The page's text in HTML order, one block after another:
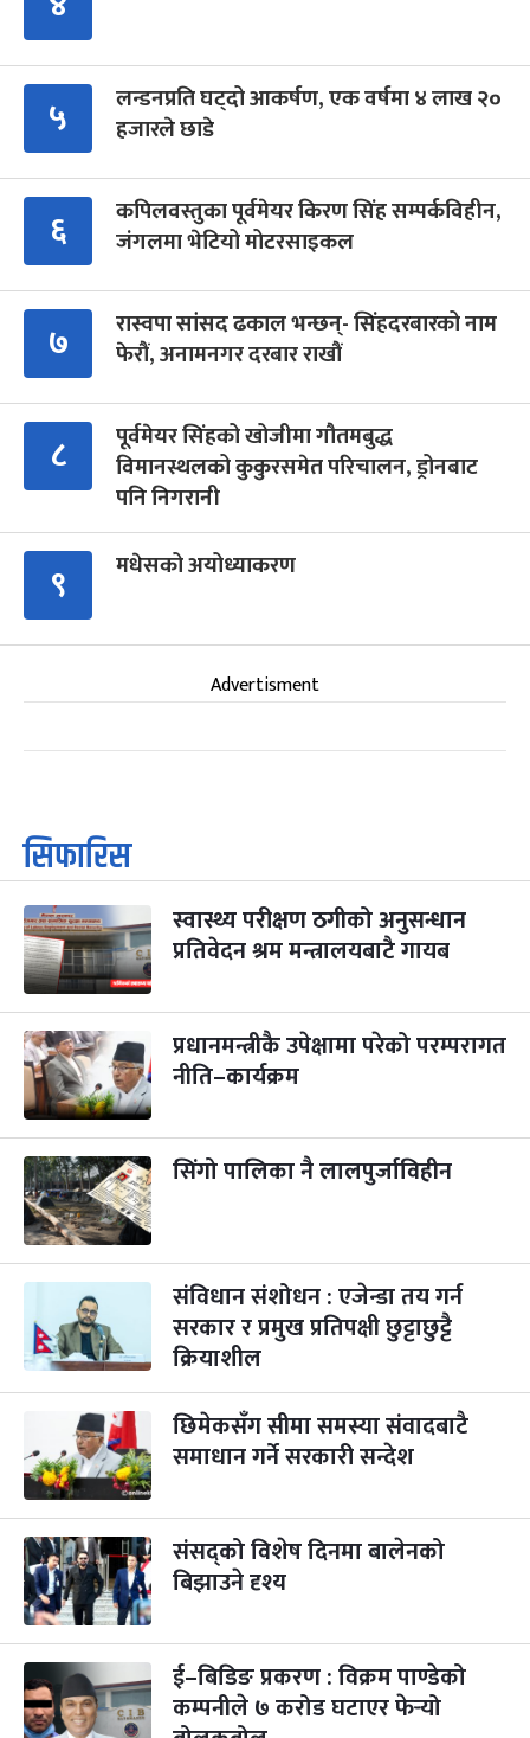
५
लन्डनप्रति घट्दो आकर्षण, एक वर्षमा ४ लाख २०
हजारले छाडे
६
कपिलवस्तुका पूर्वमेयर किरण सिंह सम्पर्कविहीन,
जंगलमा भेटियो मोटरसाइकल
७
रास्वपा सांसद ढकाल भन्छन्- सिंहदरबारको नाम
फेरौं, अनामनगर दरबार राखौं
८
पूर्वमेयर सिंहको खोजीमा गौतमबुद्ध
विमानस्थलको कुकुरसमेत परिचालन, ड्रोनबाट
पनि निगरानी
९ मधेसको अयोध्याकरण
Advertisment
सिफारिस
स्वास्थ्य परीक्षण ठगीको अनुसन्धान
प्रतिवेदन श्रम मन्त्रालयबाटै गायब
प्रधानमन्त्रीकै उपेक्षामा परेको परम्परागत
नीति–कार्यक्रम
सिंगो पालिका नै लालपुर्जाविहीन
संविधान संशोधन : एजेन्डा तय गर्न
सरकार र प्रमुख प्रतिपक्षी छुट्टाछुट्टै
क्रियाशील
छिमेकसँग सीमा समस्या संवादबाटै
समाधान गर्ने सरकारी सन्देश
संसद्को विशेष दिनमा बालेनको
बिझाउने दृश्य
ई–बिडिङ प्रकरण : विक्रम पाण्डेको
कम्पनीले ७ करोड घटाएर फेर्‍यो